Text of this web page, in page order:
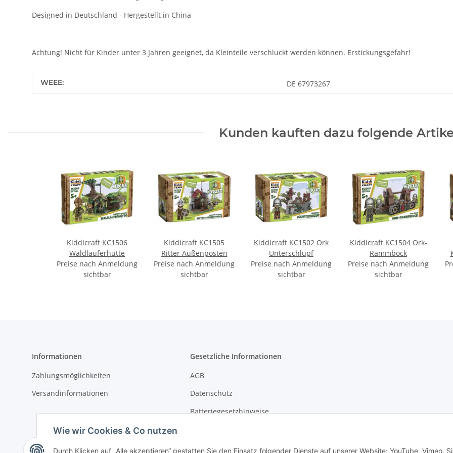
Designed in Deutschland - Hergestellt in China
Achtung! Nicht für Kinder unter 3 Jahren geeignet, da Kleinteile verschluckt werden können. Erstickungsgefahr!
WEEE: DE 67973267
Kunden kauften dazu folgende
Kiddicraft KC1506
Waldläuferhütte
Preise nach Anmeldung
sichtbar
Kiddicraft KC1505
Ritter Außenposten
Preise nach Anmeldung
sichtbar
Kiddicraft KC1502 Ork
Unterschlupf
Preise nach Anmeldung
sichtbar
Kiddicraft KC1504 Ork-
Rammbock
Preise nach Anmeldung
sichtbar
Informationen
Zahlungsmöglichkeiten
Versandinformationen
Gesetzliche Informationen
AGB
Datenschutz
Batteriegesetzhinweise
Impressum
Wie wir Cookies & Co nutzen
Durch Klicken auf „Alle akzeptieren“ gestatten Sie den Einsatz folgender Dienste auf unserer Website: YouTube, Vimeo.